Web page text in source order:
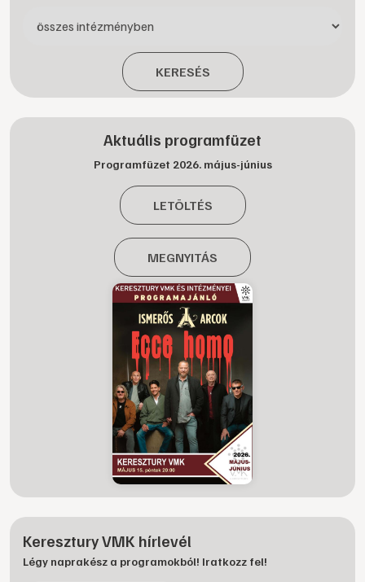
KERESÉS
Aktuális programfüzet
Programfüzet 2026. május-június
LETÖLTÉS
MEGNYITÁS
Keresztury VMK hírlevél
Légy naprakész a programokból! Iratkozz fel!